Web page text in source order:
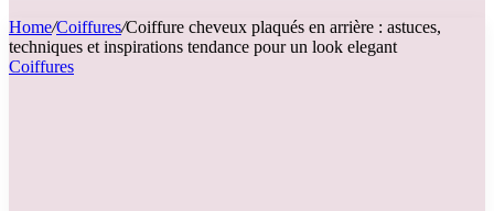
Home/Coiffures/Coiffure cheveux plaqués en arrière : astuces,
techniques et inspirations tendance pour un look elegant
Coiffures